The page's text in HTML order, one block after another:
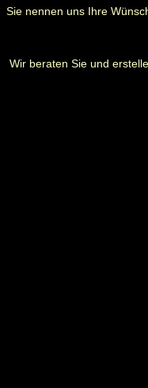
Sie nennen uns Ihre
Wir beraten Sie und